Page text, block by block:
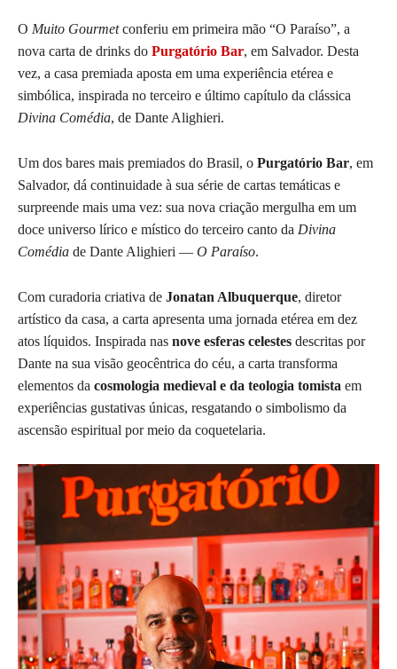
O Muito Gourmetconferiu em primeira mão “O Paraíso”, a
nova carta de drinks do Purgatório Bar, em Salvador. Desta
vez, a casa premiada aposta em uma experiência etérea e
simbólica, inspirada no terceiro e último capítulo da clássica
Divina Comédia, de Dante Alighieri.
Um dos bares mais premiados do Brasil, o Purgatório Bar, em
Salvador, dá continuidade à sua série de cartas temáticas e
surpreende mais uma vez: sua nova criação mergulha em um
doce universo lírico e místico do terceiro canto da Divina
Comédia de Dante Alighieri — O Paraíso.
Com curadoria criativa de Jonatan Albuquerque, diretor
artístico da casa, a carta apresenta uma jornada etérea em dez
atos líquidos. Inspirada nas nove esferas celestes descritas por
Dante na sua visão geocêntrica do céu, a carta transforma
elementos da cosmologia medieval e da teologia tomista em
experiências gustativas únicas, resgatando o simbolismo da
ascensão espiritual por meio da coquetelaria.